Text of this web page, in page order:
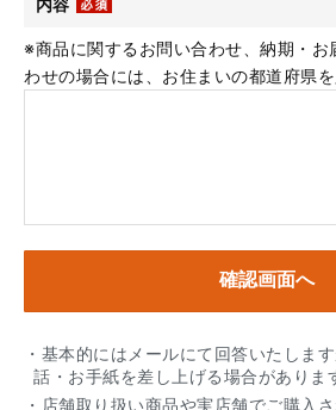
※商品に関するお問い合わせ、納期・お
わせの場合には、お住まいの都道府県を
・基本的にはメールにて回答いたしま
話・お手紙を差し上げる場合がありま
・店舗取り扱い商品や実店舗でご購入